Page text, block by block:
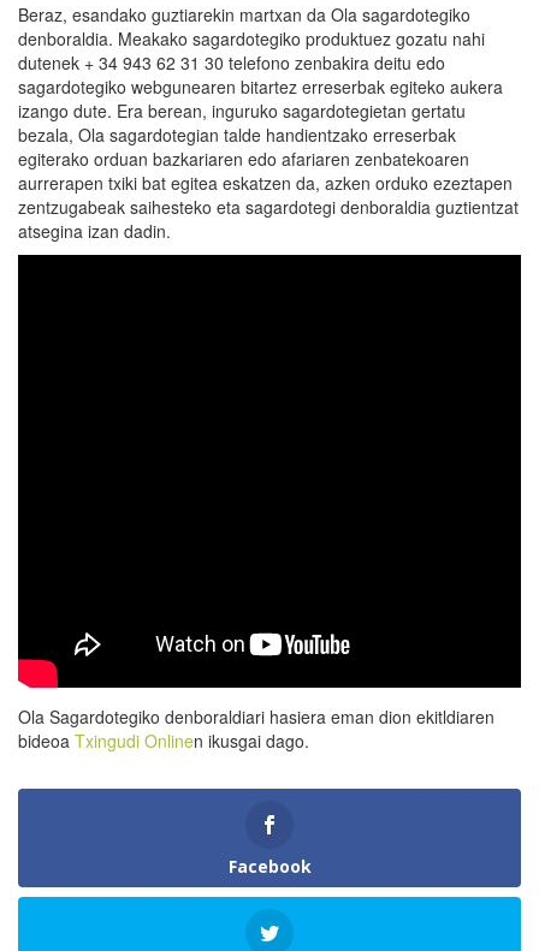
Beraz, esandako guztiarekin martxan da Ola sagardotegiko
denboraldia. Meakako sagardotegiko produktuez gozatu nahi
dutenek + 34 943 62 31 30 telefono zenbakira deitu edo
sagardotegiko webgunearen bitartez erreserbak egiteko aukera
izango dute. Era berean, inguruko sagardotegietan gertatu
bezala, Ola sagardotegian talde handientzako erreserbak
egiterako orduan bazkariaren edo afariaren zenbatekoaren
aurrerapen txiki bat egitea eskatzen da, azken orduko ezeztapen
zentzugabeak saihesteko eta sagardotegi denboraldia guztientzat
atsegina izan dadin.
Ola Sagardotegiko denboraldiari hasiera eman dion ekitldiaren
bideoa Txingudi Onlinen ikusgai dago.
Facebook